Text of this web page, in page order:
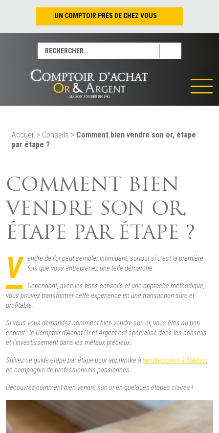
UN COMPTOIR PRÈS DE CHEZ VOUS
Nantes – Jean-Jacques Rousseau
Nantes – Saint-Pierre
Tours
La Rochelle
La Roche/Yon
Rechercher :
Accueil > Conseils > Comment bien vendre son or, étape
par étape ?
COMMENT BIEN
VENDRE SON OR,
ÉTAPE PAR ÉTAPE ?
V endre de l’or peut sembler intimidant, surtout si c’est la première
fois que vous entreprenez une telle démarche.
Cependant, avec les bons conseils et une approche méthodique,
vous pouvez transformer cette expérience en une transaction sûre et
profitable.
Si vous vous demandez comment bien vendre son or, vous êtes au bon
endroit : le Comptoir d’Achat Or et Argent est spécialisé dans les conseils
et l’investissement dans les métaux précieux.
Suivez ce guide étape par étape pour apprendre à vendre son or à Nantes,
en compagnie de professionnels passionnés.
Découvrez comment bien vendre son or en quelques étapes claires !